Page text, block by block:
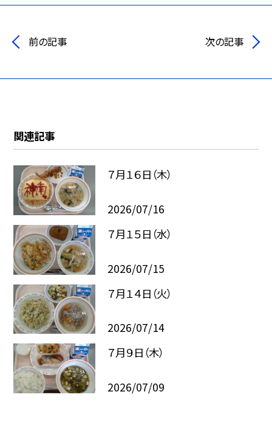
前の記事 次の記事
関連記事
７月１６日（木）
2026/07/16
７月１５日（水）
2026/07/15
７月１４日（火）
2026/07/14
７月９日（木）
2026/07/09